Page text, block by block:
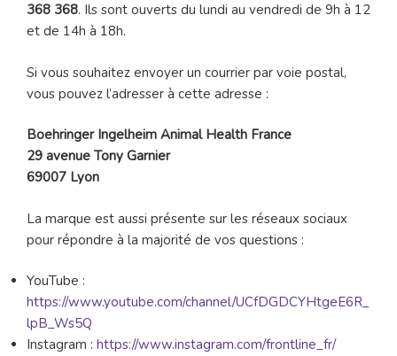
368 368. Ils sont ouverts du lundi au vendredi de 9h à 12
et de 14h à 18h.
Si vous souhaitez envoyer un courrier par voie postal,
vous pouvez l’adresser à cette adresse :
Boehringer Ingelheim Animal Health France
29 avenue Tony Garnier
69007 Lyon
La marque est aussi présente sur les réseaux sociaux
pour répondre à la majorité de vos questions :
YouTube :
https://www.youtube.com/channel/UCfDGDCYHtgeE6R_
lpB_Ws5Q
Instagram : https://www.instagram.com/frontline_fr/